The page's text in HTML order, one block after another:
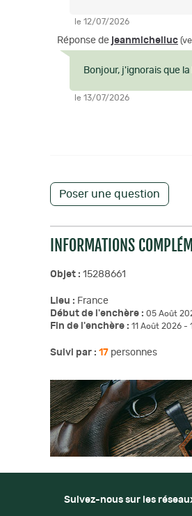
le 12/07/2026
Réponse de jeanmichelluc
Bonjour, j'ignorais que
le 13/07/2026
Poser une question
INFORMATIONS
Objet : 15288661
Lieu : France
Début de l'enchère : 05 Août
Fin de l'enchère : 11 Août 2026 -
Suivi par : 17 personnes
Suivez-nous sur les